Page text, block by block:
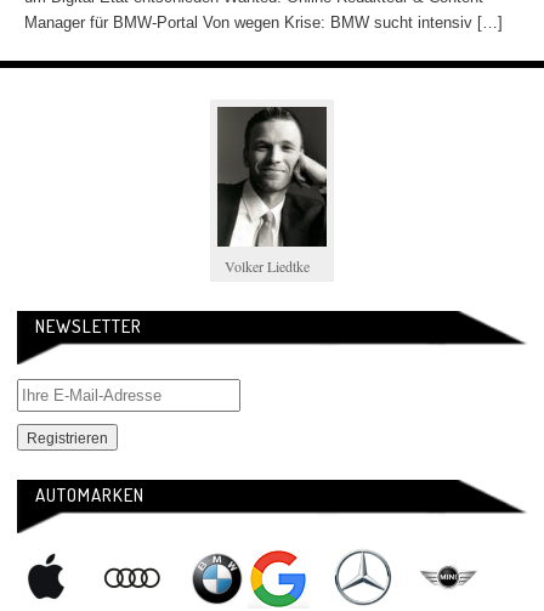
Manager für BMW-Portal Von wegen Krise: BMW sucht intensiv […]
Volker Liedtke
NEWSLETTER
AUTOMARKEN